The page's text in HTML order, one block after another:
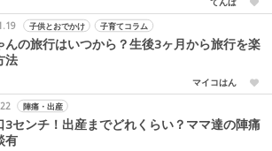
子供とおでかけ 子育てコラム
んの旅行はいつから？生後3ヶ月から旅行を楽
法
マイコはん
陣痛・出産
3センチ！出産までどれくらい？ママ達の陣痛
有